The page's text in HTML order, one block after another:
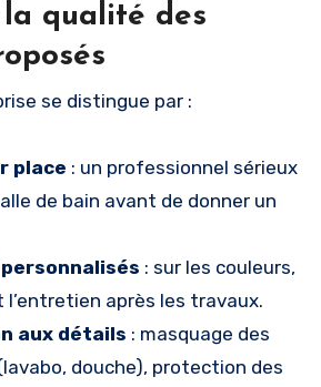
la qualité des
se distingue par :
place : un professionnel sérieux
de bain avant de donner un
: sur les couleurs,
l’entretien après les travaux.
aux détails : masquage des
douche), protection des